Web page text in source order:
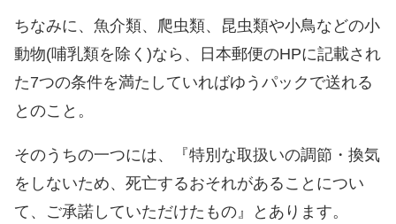
ちなみに、魚介類、爬虫類、昆虫類や小鳥などの小
動物(哺乳類を除く)なら、日本郵便のHPに記載され
た7つの条件を満たしていればゆうパックで送れる
とのこと。
そのうちの一つには、『特別な取扱いの調節・換気
をしないため、死亡するおそれがあることについ
て、ご承諾していただけたもの』とあります。